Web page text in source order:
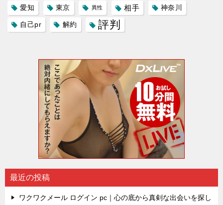
愛知 東京 異性 相手 神奈川
自己pr 解約 評判
最近の投稿
ワクワクメール ログイン pc｜心の底から真剣な出会いを探し